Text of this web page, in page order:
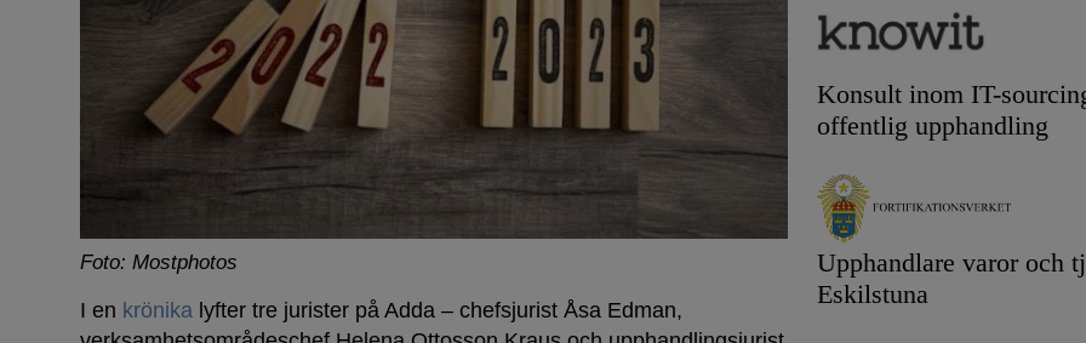
Foto: Mostphotos
I en krönika lyfter tre jurister på Adda – chefsjurist Åsa Edman,
Konsult inom IT-
offentlig upphandling
Upphandlare varor och
Eskilstuna